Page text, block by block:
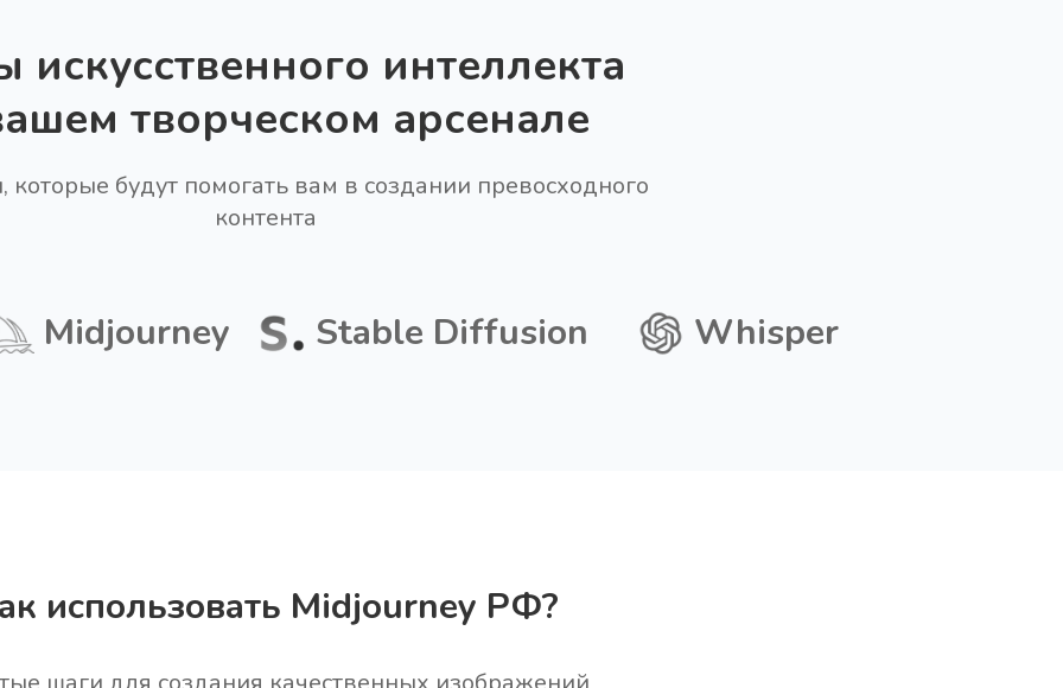
искусственного интеллекта
творческом арсенале
которые будут помогать вам в создании превосходного
контента
Midjourney Stable Diffusion Whisper
использовать Midjourney РФ?